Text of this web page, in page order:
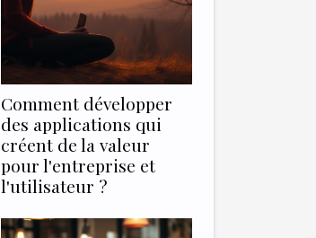
Comment développer
des applications qui
créent de la valeur
pour l'entreprise et
l'utilisateur ?